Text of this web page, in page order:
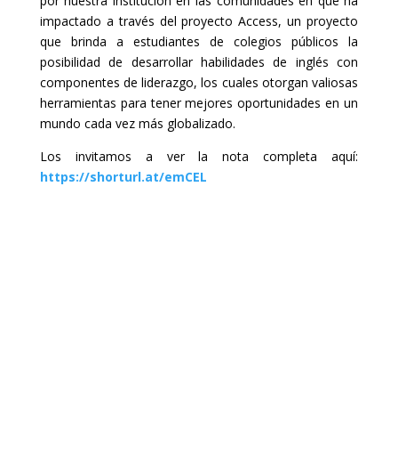
impactado a través del proyecto Access, un proyecto
que brinda a estudiantes de colegios públicos la
posibilidad de desarrollar habilidades de inglés con
componentes de liderazgo, los cuales otorgan valiosas
herramientas para tener mejores oportunidades en un
mundo cada vez más globalizado.
Los invitamos a ver la nota completa aquí:
https://shorturl.at/emCEL